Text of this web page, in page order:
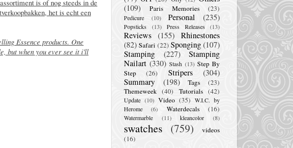
is of nog steeds in de
het is echt een
Essence products. One
but when you ever see it i'll
(109)
Paris Memories (23)
Pedicure (10) Personal (235)
Popsticks (13) Press Releases (13)
Reviews (155) Rhinestones
(82) Safari (22) Sponging(107)
Stamping
(227)
Stamping
Nailart (330) Stash (13) Step By
Step
(26) Stripers
(304)
Summary
(198) Tags
(23)
Themeweek (40) Tutorials (42)
Update (10) Video (35) W.I.C. by
Herome
(6) Waterdecals (16)
Watermarble (11) kleancolor (8)
swatches (759)
videos
(16)